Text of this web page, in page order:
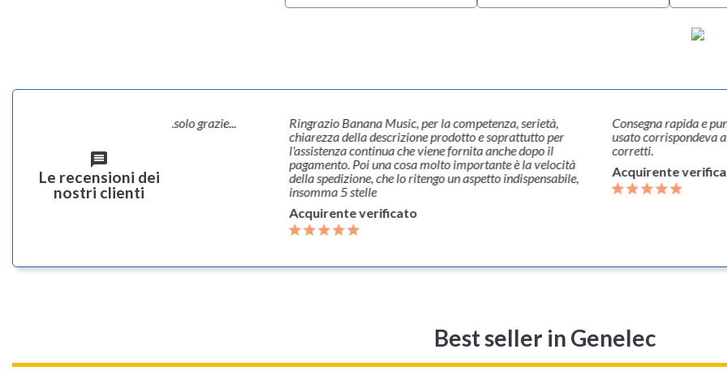
message
Le recensioni dei
nostri clienti
terzo bingo consecutivo...solo grazie...
Ringrazio Banana Music, per la competenza, serietà,
chiarezza della descrizione prodotto e soprattutto per
l'assistenza continua che viene fornita anche dopo il
pagamento. Poi una cosa molto importante è la velocità
della spedizione, che lo ritengo un aspetto indispensabile,
insomma 5 stelle
Acquirente verificato
Consegna rapida e
usato corrispondeva
corretti.
Acquirente
Best seller in Genelec